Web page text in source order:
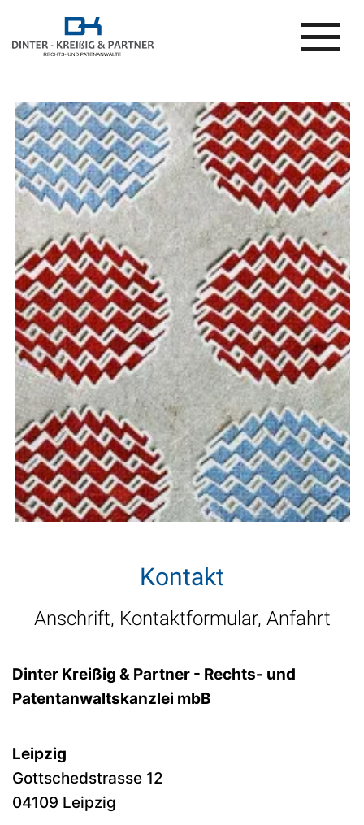
Kontakt
Anschrift, Kontaktformular, Anfahrt
Dinter Kreißig & Partner - Rechts- und
Patentanwaltskanzlei mbB
Leipzig
Gottschedstrasse 12
04109 Leipzig